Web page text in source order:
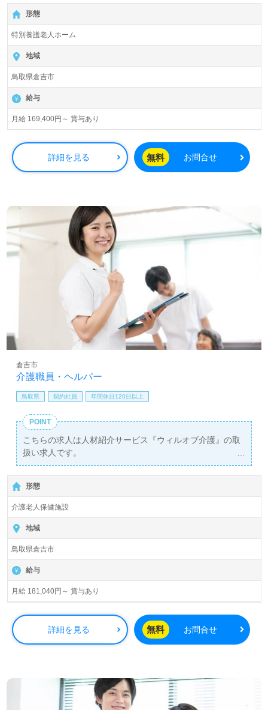
【無料】で皆さんの転職活動をサポートいたします。
形態
特別養護老人ホーム
地域
鳥取県倉吉市
給与
月給 169,400円～ 賞与あり
詳細を見る 無料 お問合せ
介護職員・ヘルパー
倉吉市
鳥取県 契約社員 年間休日120日以上
POINT
こちらの求人は人材紹介サービス『ウィルオブ介護』の取
扱い求人です。
詳細に関してお気軽にご相談ください♪
【無料】で皆さんの転職活動をサポートいたします。
形態
介護老人保健施設
地域
鳥取県倉吉市
給与
月給 181,040円～ 賞与あり
詳細を見る 無料 お問合せ